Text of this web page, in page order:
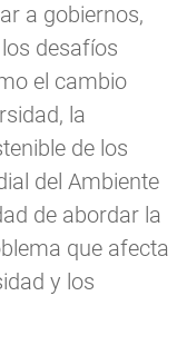
a gobiernos,
desafíos
el cambio
la
de los
del Ambiente
de abordar la
que afecta
y los